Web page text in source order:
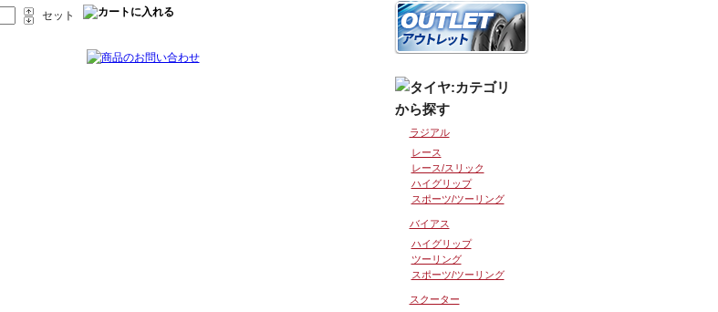
セット
ラジアル
レース
レース/スリック
ハイグリップ
スポーツ/ツーリング
バイアス
ハイグリップ
ツーリング
スポーツ/ツーリング
スクーター